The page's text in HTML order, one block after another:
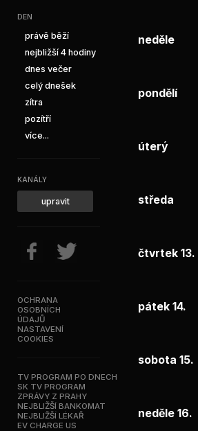
DEN
právě běží
nejbližší 4 hodiny
dnes večer
celý dnešek
zítra
pozítří
více...
KANÁLY
upravit
OCHRANA
OSOBNÍCH
ÚDAJŮ
NASTAVENÍ
COOKIES
TV PROGRAM PO DNECH
SK TV PROGRAM
ZPRÁVY Z PRAHY
NEJBLIŽŠÍ BANKOMAT
NEJBLIŽŠÍ LÉKAŘ
EV CHARGE US
neděle
pondělí
úterý
středa
čtvrtek 13.
pátek 14.
sobota 15.
neděle 16.